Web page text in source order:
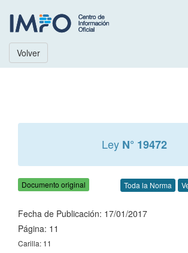
Volver
Ley N° 19472
Documento original Toda la Norma
Fecha de Publicación: 17/01/2017
Página: 11
Carilla: 11